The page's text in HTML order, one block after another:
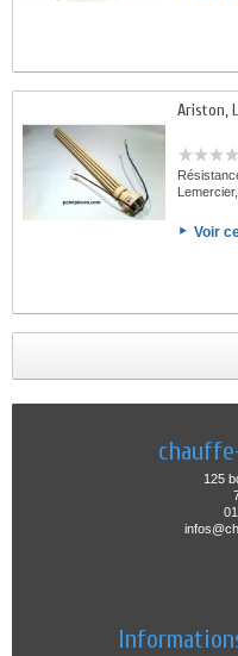
Ariston,
Voir
125